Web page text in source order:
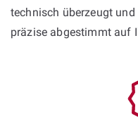
technisch überzeugt
präzise abgestimmt auf